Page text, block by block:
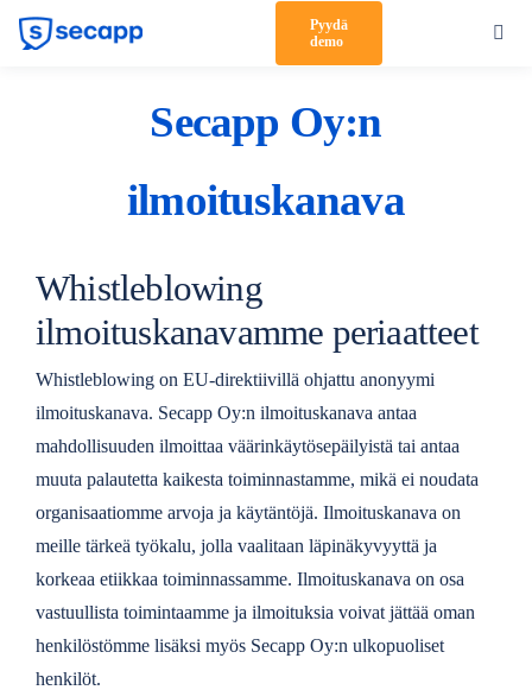
Skip
Pyydä
demo
Kumppanit
Meistä
Kirjaudu sisään
Secapp Oy:n
ilmoituskanava
Whistleblowing
ilmoituskanavamme periaatteet
Whistleblowing on EU-direktiivillä ohjattu anonyymi
ilmoituskanava. Secapp Oy:n ilmoituskanava antaa
mahdollisuuden ilmoittaa väärinkäytösepäilyistä tai antaa
muuta palautetta kaikesta toiminnastamme, mikä ei noudata
organisaatiomme arvoja ja käytäntöjä. Ilmoituskanava on
meille tärkeä työkalu, jolla vaalitaan läpinäkyvyyttä ja
korkeaa etiikkaa toiminnassamme. Ilmoituskanava on osa
vastuullista toimintaamme ja ilmoituksia voivat jättää oman
henkilöstömme lisäksi myös Secapp Oy:n ulkopuoliset
henkilöt.